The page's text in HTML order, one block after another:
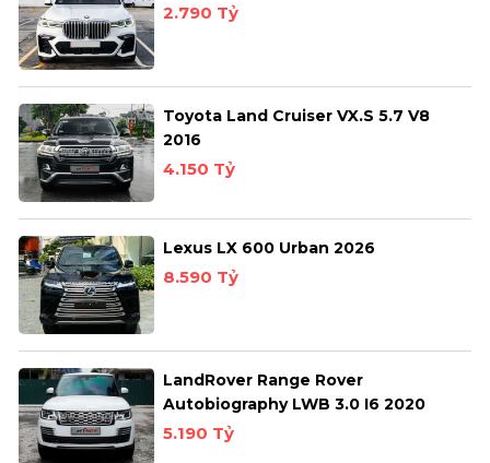
2.790 Tỷ
Toyota Land Cruiser VX.S 5.7 V8
2016
4.150 Tỷ
Lexus LX 600 Urban 2026
8.590 Tỷ
LandRover Range Rover
Autobiography LWB 3.0 I6 2020
5.190 Tỷ